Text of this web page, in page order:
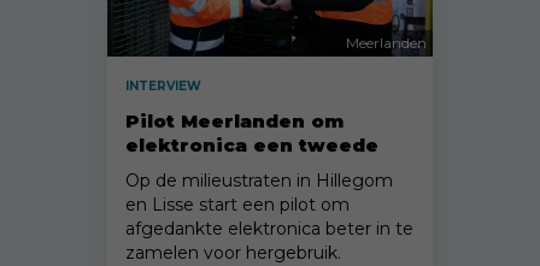
Meerlanden
INTERVIEW
Pilot Meerlanden om
elektronica een tweede
leven te geven
Op de milieustraten in Hillegom
en Lisse start een pilot om
afgedankte elektronica beter in te
zamelen voor hergebruik.